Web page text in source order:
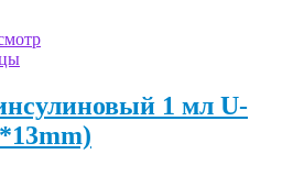
1 мл U-